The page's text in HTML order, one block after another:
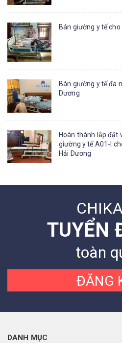
Bán giường y tế
Bán giường y tế đa
Dương
Hoàn thành lắp đặt
giường y tế A01-I
Hải Dương
TUYỂN
toàn
ĐĂNG
DANH MỤC